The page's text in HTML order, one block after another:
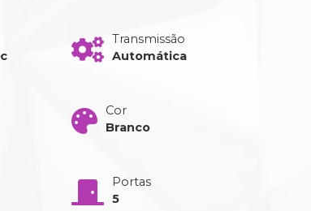
Transmissão
Automática
Cor
Branco
Portas
5